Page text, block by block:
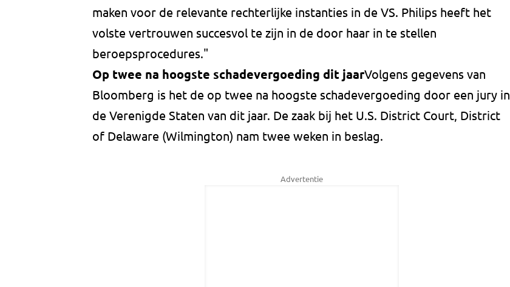
maken voor de relevante rechterlijke instanties in de VS. Philips heeft het
volste vertrouwen succesvol te zijn in de door haar in te stellen
beroepsprocedures."
Op twee na hoogste schadevergoeding dit jaarVolgens gegevens van
Bloomberg is het de op twee na hoogste schadevergoeding door een jury in
de Verenigde Staten van dit jaar. De zaak bij het U.S. District Court, District
of Delaware (Wilmington) nam twee weken in beslag.
Advertentie